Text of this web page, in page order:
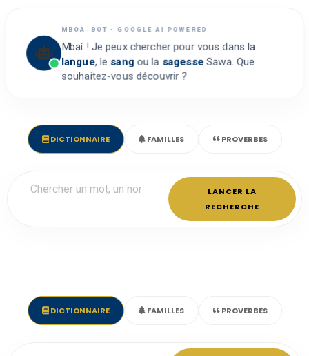
MBOA-BOT • GOOGLE AI POWERED
Mbaí ! Je peux chercher pour vous dans la
langue, lesangou la sagesseSawa. Que
souhaitez-vous découvrir ?
DICTIONNAIRE FAMILLES PROVERBES
LANCER LA
RECHERCHE
DICTIONNAIRE FAMILLES PROVERBES